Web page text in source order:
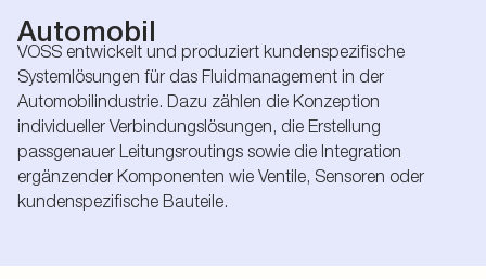
Automobil
VOSS entwickelt und produziert kundenspezifische
Systemlösungen für das Fluidmanagement in der
Automobilindustrie. Dazu zählen die Konzeption
individueller Verbindungslösungen, die Erstellung
passgenauer Leitungsroutings sowie die Integration
ergänzender Komponenten wie Ventile, Sensoren oder
kundenspezifische Bauteile.